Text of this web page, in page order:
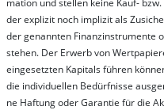
ma­t­ion und stel­len kei­ne Kauf-
der ex­pli­zit noch im­pli­zit als
der ge­nan­nt­en Fi­nanz­in­stru­men­te
steh­en. Der Er­werb von
ein­ge­setz­ten Ka­pi­tals füh­ren
die in­di­vi­du­el­len Be­dür­fnis­se
ne Haf­tung oder Ga­ran­tie für die